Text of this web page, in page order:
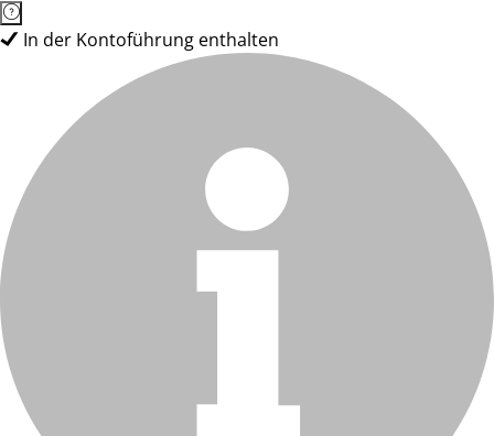
In der Kontoführung enthalten